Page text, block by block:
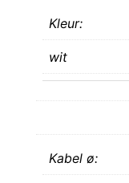
Kleur:
wit
Kabel ø: